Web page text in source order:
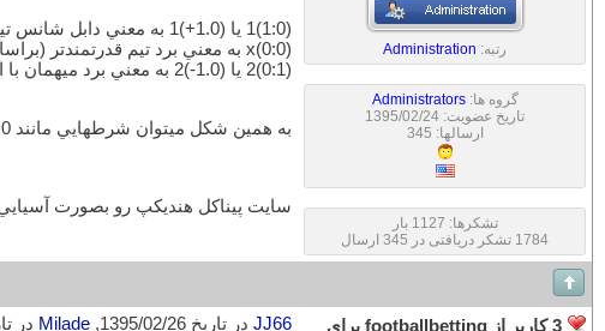
رتبه: Administration
گروه ها:Administrators
تاریخ عضویت: 1395/02/24
ارسالها: 345
تشکرها: 1127 بار
1784 تشکر دریافتی در 345 ارسال
(1:0)1 يا (1.0+)1 به معني دابل شانس تيم ميزبان (همانند 0.5+ هنديكپ آسيايي)
(0:0)x به معني برد تيم قدرتمندتر (براساس پائين‌تر بودن ضريب برد) فقط با اختلاف يك گل
(0:1)2 يا (1.0-)2 به معني برد ميهمان با اختلاف بيش از يك گل (همانند 1.5- هنديكپ آسيايي)
به همين شكل ميتوان شرطهايي مانند 2:0 (يا 2.0+) و 0:2 (يا2.0-) را تفسير نمود...
سايت پيناكل هنديكپ رو بصورت
3 کاربر از footballbetting برای JJ66 در تاریخ 1395/02/26, Milade در تاریخ